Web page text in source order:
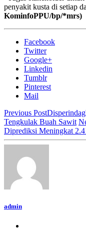
penyakit kusta di setiap
KominfoPPU/bp/*mrs)
Facebook
Twitter
Google+
Linkedin
Tumblr
Pinterest
Mail
Previous Post
Tengkulak Buah Sawit
Diprediksi Meningkat
admin